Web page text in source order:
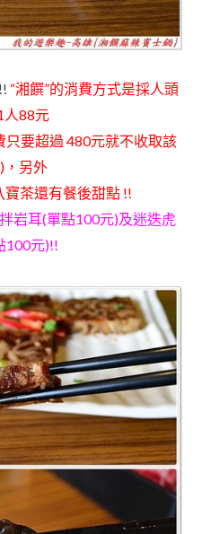
“湘饌”的消費方式是採人頭
人88元
只要超過 480元就不收取該
， 另外
寶茶還有餐後甜點 !!
岩耳(單點100元)及迷迭虎
100元)!!